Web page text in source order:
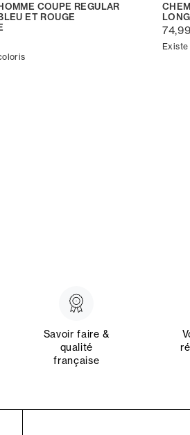
COUPE REGULAR
ET ROUGE
Savoir faire &
qualité
française